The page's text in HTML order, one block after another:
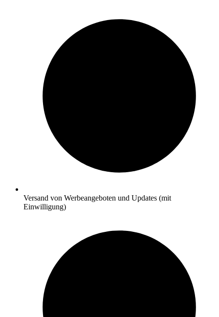
Versand von Werbeangeboten und Updates (mit
Einwilligung)